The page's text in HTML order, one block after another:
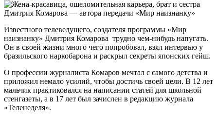
Известного телеведущего, создателя программы «Мир
наизнанку» Дмитрия Комарова трудно чем-нибудь напугать.
Он в своей жизни много чего попробовал, взял интервью у
бразильского наркобарона и раскрыл секреты японских гейш.
О профессии журналиста Комаров мечтал с самого детства и
приложил немало усилий, чтобы достичь своей цели. В 12 лет
мальчик практиковался на написании статей для школьной
стенгазеты, а в 17 лет был зачислен в редакцию журнала
«Теленеделя».